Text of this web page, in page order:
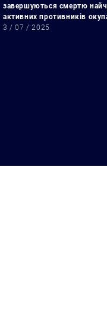
завершуються смертю
активних противників
3 / 07 / 2025